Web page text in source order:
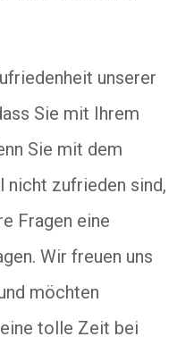
unserer
Sie mit Ihrem
Sie mit dem
nicht zufrieden sind,
Fragen eine
Wir freuen uns
möchten
tolle Zeit bei